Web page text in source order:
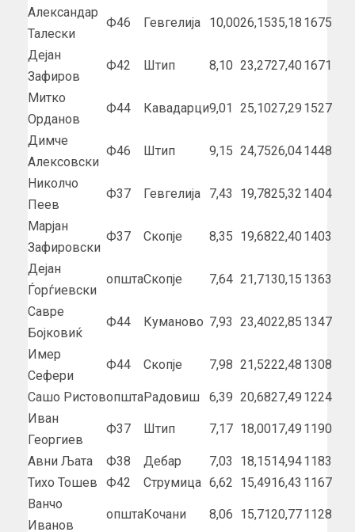
Александар
Талески
Ф46 Гевгелија 10,0026,1535,18 1675
Дејан
Зафиров
Ф42 Штип 8,10 23,2727,40 1671
Митко
Орданов
Ф44 Кавадарци9,01 25,1027,29 1527
Димче
Алексовски
Ф46 Штип 9,15 24,7526,041448
Николчо
Пеев
Ф37 Гевгелија 7,43 19,7825,32 1404
Марјан
Зафировски
Ф37 Скопје 8,35 19,6822,40 1403
Дејан
Ѓорѓиевски
општаСкопје 7,64 21,7130,15 1363
Савре
Бојковиќ
Ф44 Куманово 7,93 23,4022,85 1347
Имер
Сефери
Ф44 Скопје 7,98 21,5222,48 1308
Сашо РистовопштаРадовиш 6,39 20,6827,49 1224
Иван
Георгиев
Ф37 Штип 7,17 18,0017,49 1190
Авни Љата Ф38 Дебар 7,03 18,1514,941183
Тихо Тошев
Ф42 Струмица 6,62 15,4916,43 1167
Ванчо
Иванов
општаКочани 8,06 15,7120,771128